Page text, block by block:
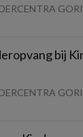
bij